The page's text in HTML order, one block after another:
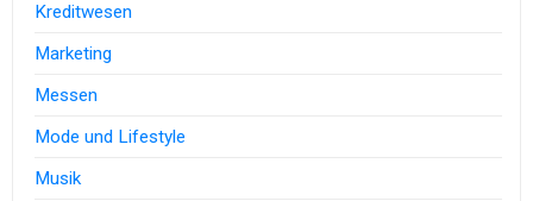
Kreditwesen
Marketing
Messen
Mode und Lifestyle
Musik